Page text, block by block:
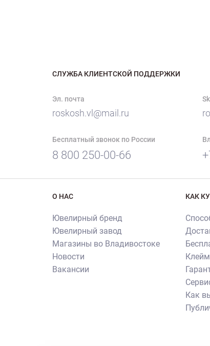
СЛУЖБА КЛИЕНТСКОЙ ПОДДЕРЖКИ
Эл. почта
roskosh.vl@mail.ru
Бесплатный звонок по России
8 800 250-00-66
О НАС
Ювелирный бренд
Ювелирный завод
Магазины во Владивостоке
Новости
Вакансии
КАК
Как